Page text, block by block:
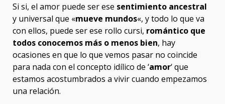
Si si, el amor puede ser ese sentimiento ancestral
y universal que «mueve mundos«, y todo lo que va
con ellos, puede ser ese rollo cursi, romántico que
todos conocemos más o menos bien, hay
ocasiones en que lo que vemos pasar no coincide
para nada con el concepto idílico de ‘amor‘ que
estamos acostumbrados a vivir cuando empezamos
una relación.